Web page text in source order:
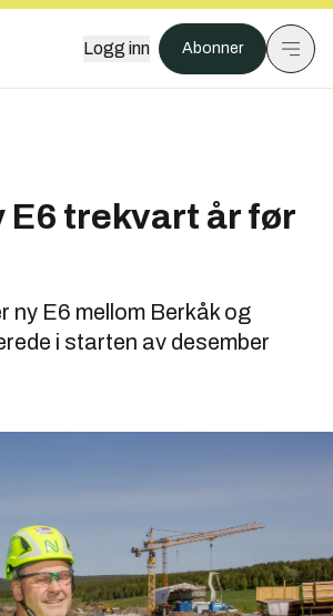
Logg inn Abonner
E6 trekvart år før
ny E6 mellom Berkåk og
i starten av desember